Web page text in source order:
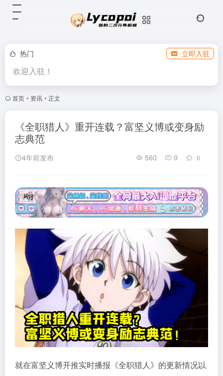
热门 立即入驻
欢迎入驻！
首页 • 资讯 • 正文
《全职猎人》重开连载？富坚义博或变身励
志典范
4年前发布 560 0 0
就在富坚义博开推实时播报《全职猎人》的更新情况以